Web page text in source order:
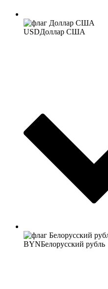
USDДоллар США
BYNБелорусский рубль